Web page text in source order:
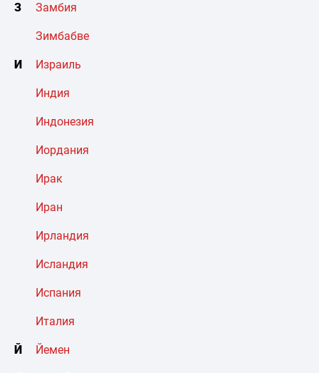
З Замбия
Зимбабве
И Израиль
Индия
Индонезия
Иордания
Ирак
Иран
Ирландия
Исландия
Испания
Италия
Й Йемен